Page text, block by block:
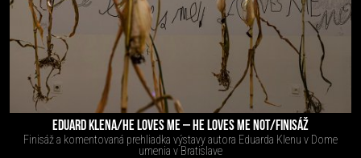
EDUARD KLENA/HE LOVES ME – HE LOVES ME NOT/FINISÁŽ
Finisáž a komentovaná prehliadka výstavy autora Eduarda Klenu v Dome
umenia v Bratislave